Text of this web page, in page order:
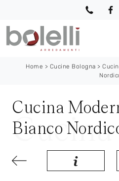
Home > Cucine Bologna >
Cucina
Bianco